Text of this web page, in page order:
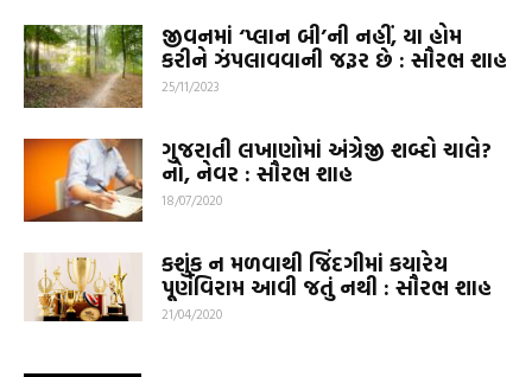
જીવનમાં ‘પ્લાન બી’ની નહીં, યા હોમ
કરીને ઝંપલાવવાની જરૂર છે : સૌરભ શાહ
25/11/2023
ગુજરાતી લખાણોમાં અંગ્રેજી શબ્દો ચાલે?
નો, નેવર : સૌરભ શાહ
18/07/2020
કશુંક ન મળવાથી જિંદગીમાં કયારેય
પૂર્ણવિરામ આવી જતું નથી : સૌરભ શાહ
21/04/2020